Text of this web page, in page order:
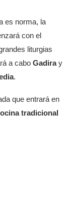
es norma, la
con el
liturgias
a cabo Gadiray
.
que entrará en
tradicional